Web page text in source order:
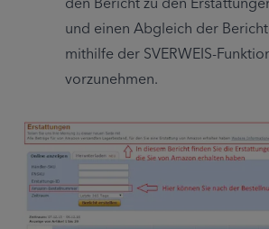
und einen Abgleich der
mithilfe der SVERWEIS-
vorzunehmen.